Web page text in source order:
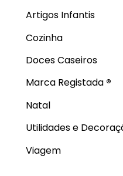
Artigos Infantis
Cozinha
Doces Caseiros
Marca Registada ®
Natal
Utilidades e
Viagem